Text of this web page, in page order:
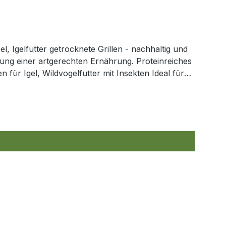
Igelfutter getrocknete Grillen - nachhaltig und
erhalten Sie getrocknete Grillen, die reich
und Zusatzstoffen, sodass
mit unseren hochwertigen Grillen - eine
Vögel, Reptilien, Nagetiere und Insektenfresser
als Einzel- oder Ergänzungsfuttermittel